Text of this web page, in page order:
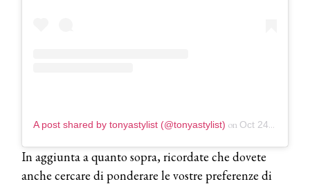
A post shared by tonyastylist (@tonyastylist) on Oct 24, 2018 at 8:16am PDT
In aggiunta a quanto sopra, ricordate che dovete
anche cercare di ponderare le vostre preferenze di